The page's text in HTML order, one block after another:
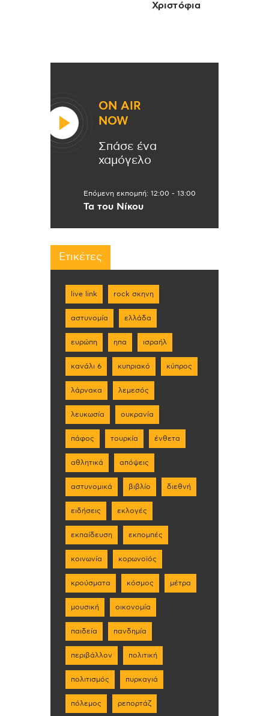
Χριστόφια
ON AIR
NOW
Σπάσε ένα
χαμόγελο
Επόμενη εκπομπή: 12:00 - 13:00
Τα του Νίκου
Ετικέτες
live link rock σκηνη
αστυνομία ελλάδα
ευρώπη ηπα ισραήλ
κανάλι 6 κυπριακό κύπρος
λάρνακα λεμεσός
λευκωσία ουκρανία
πάφος τουρκία ένθετα
αθλητικά απόψεις
αστυνομικά βιβλίο διεθνή
ειδήσεις εκλογές
εκπαίδευση εκπομπές
κοινωνία κορωνοϊός
κρούσματα κόσμος μέτρα
μουσική οικονομία
παιδεία πανδημία
περιβάλλον πολιτική
πολιτισμός πυρκαγιά
πόλεμος ρεπορτάζ